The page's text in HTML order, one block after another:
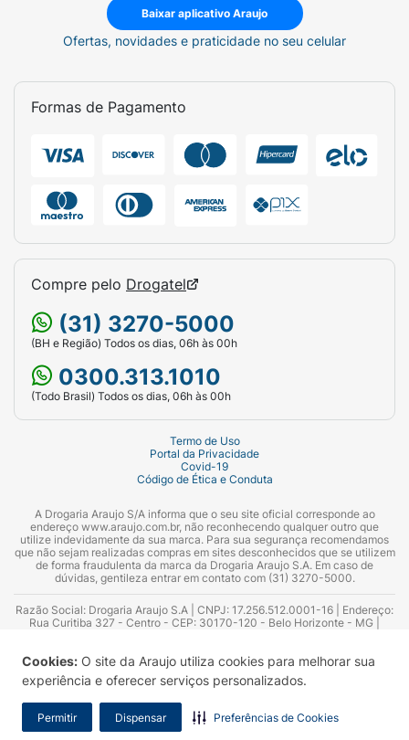
Cookies: O site da Araujo utiliza cookies para melhorar sua
experiência e oferecer serviços personalizados.
Permitir Dispensar Preferências de Cookies
Baixar aplicativo Araujo
Ofertas, novidades e praticidade no seu celular
Formas de Pagamento
Compre pelo Drogatel
(31) 3270-5000
(BH e Região) Todos os dias, 06h às 00h
0300.313.1010
(Todo Brasil) Todos os dias, 06h às 00h
Termo de Uso
Portal da Privacidade
Covid-19
Código de Ética e Conduta
A Drogaria Araujo S/A informa que o seu site oficial corresponde ao
endereço www.araujo.com.br, não reconhecendo qualquer outro que
utilize indevidamente da sua marca. Para sua segurança recomendamos
que não sejam realizadas compras em sites desconhecidos que se utilizem
de forma fraudulenta da marca da Drogaria Araujo S.A. Em caso de
dúvidas, gentileza entrar em contato com (31) 3270-5000.
Razão Social: Drogaria Araujo S.A | CNPJ: 17.256.512.0001-16 | Endereço:
Rua Curitiba 327 - Centro - CEP: 30170-120 - Belo Horizonte - MG |
Azevedo Guimarães – CRF 10.965 | Yasmin Silva Alvarenga – CRF 52.584 -
Consultor substituto: Thiago Aguiar Pinheiro - CRF Nº 13.748. Alvará
Sanitário: 2025020713 | Autorização de Funcionamento da Empresa (AFE):